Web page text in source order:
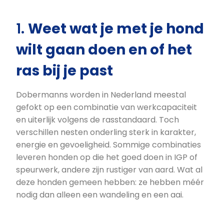
1. Weet wat je met je hond
wilt gaan doen en of het
ras bij je past
Dobermanns worden in Nederland meestal
gefokt op een combinatie van werkcapaciteit
en uiterlijk volgens de rasstandaard. Toch
verschillen nesten onderling sterk in karakter,
energie en gevoeligheid. Sommige combinaties
leveren honden op die het goed doen in IGP of
speurwerk, andere zijn rustiger van aard. Wat al
deze honden gemeen hebben: ze hebben méér
nodig dan alleen een wandeling en een aai.